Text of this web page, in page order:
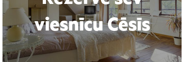
viesnīcu Cēsīs